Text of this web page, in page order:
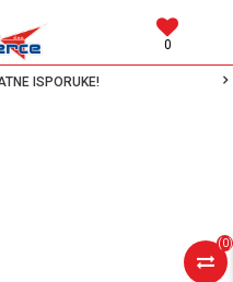
0
ISPORUKE!
(0)